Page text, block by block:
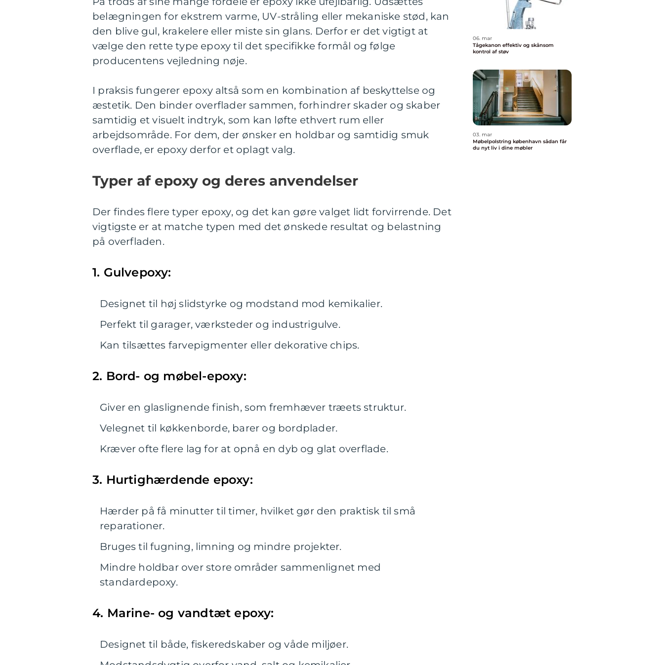
belægningen for ekstrem varme, UV-stråling eller mekaniske stød, kan
den blive gul, krakelere eller miste sin glans. Derfor er det vigtigt at
vælge den rette type epoxy til det specifikke formål og følge
producentens vejledning nøje.
I praksis fungerer epoxy altså som en kombination af beskyttelse og
æstetik. Den binder overflader sammen, forhindrer skader og skaber
samtidig et visuelt indtryk, som kan løfte ethvert rum eller
arbejdsområde. For dem, der ønsker en holdbar og samtidig smuk
overflade, er epoxy derfor et oplagt valg.
Typer af epoxy og deres anvendelser
Der findes flere typer epoxy, og det kan gøre valget lidt forvirrende. Det
vigtigste er at matche typen med det ønskede resultat og belastning
på overfladen.
1. Gulvepoxy:
Designet til høj slidstyrke og modstand mod kemikalier.
Perfekt til garager, værksteder og industrigulve.
Kan tilsættes farvepigmenter eller dekorative chips.
2. Bord- og møbel-epoxy:
Giver en glaslignende finish, som fremhæver træets struktur.
Velegnet til køkkenborde, barer og bordplader.
Kræver ofte flere lag for at opnå en dyb og glat overflade.
3. Hurtighærdende epoxy:
Hærder på få minutter til timer, hvilket gør den praktisk til små
reparationer.
Bruges til fugning, limning og mindre projekter.
Mindre holdbar over store områder sammenlignet med
standardepoxy.
4. Marine- og vandtæt epoxy:
Designet til både, fiskeredskaber og våde miljøer.
06. mar
Tågekanon effektiv og skånsom
kontrol af støv
03. mar
Møbelpolstring københavn sådan får
du nyt liv i dine møbler